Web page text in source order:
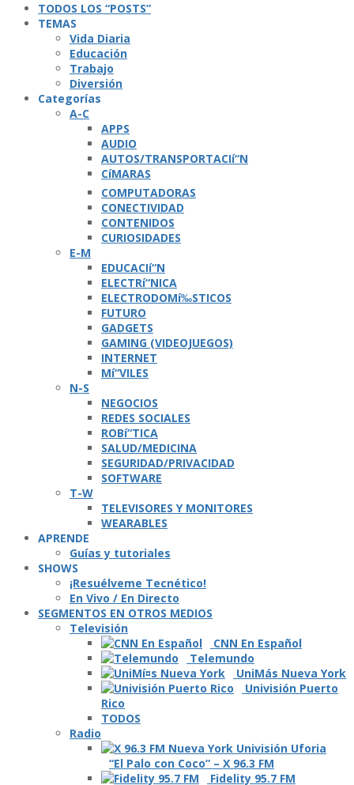
TODOS LOS “POSTS”
TEMAS
Vida Diaria
Educación
Trabajo
Diversión
Categorí­as
A-C
APPS
AUDIO
AUTOS/TRANSPORTACIí“N
CíMARAS
COMPUTADORAS
CONECTIVIDAD
CONTENIDOS
CURIOSIDADES
E-M
EDUCACIí“N
ELECTRí“NICA
ELECTRODOMí‰STICOS
FUTURO
GADGETS
GAMING (VIDEOJUEGOS)
INTERNET
Mí“VILES
N-S
NEGOCIOS
REDES SOCIALES
ROBí“TICA
SALUD/MEDICINA
SEGURIDAD/PRIVACIDAD
SOFTWARE
T-W
TELEVISORES Y MONITORES
WEARABLES
APRENDE
Guí­as y tutoriales
SHOWS
¡Resuélveme Tecnético!
En Vivo / En Directo
SEGMENTOS EN OTROS MEDIOS
Televisión
CNN En Español
Telemundo
UniMás Nueva York
Univisión Puerto
Rico
TODOS
Radio
“El Palo con Coco” – X 96.3 FM
Fidelity 95.7 FM